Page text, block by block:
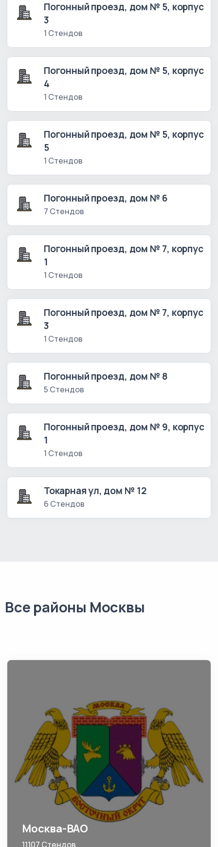
Погонный проезд, дом № 5, корпус
3
1 Стендов
Погонный проезд, дом № 5, корпус
4
1 Стендов
Погонный проезд, дом № 5, корпус
5
1 Стендов
Погонный проезд, дом № 6
7 Стендов
Погонный проезд, дом № 7, корпус
1
1 Стендов
Погонный проезд, дом № 7, корпус
3
1 Стендов
Погонный проезд, дом № 8
5 Стендов
Погонный проезд, дом № 9, корпус
1
1 Стендов
Токарная ул, дом № 12
6 Стендов
Все районы Москвы
Москва-ВАО
11107 Стендов